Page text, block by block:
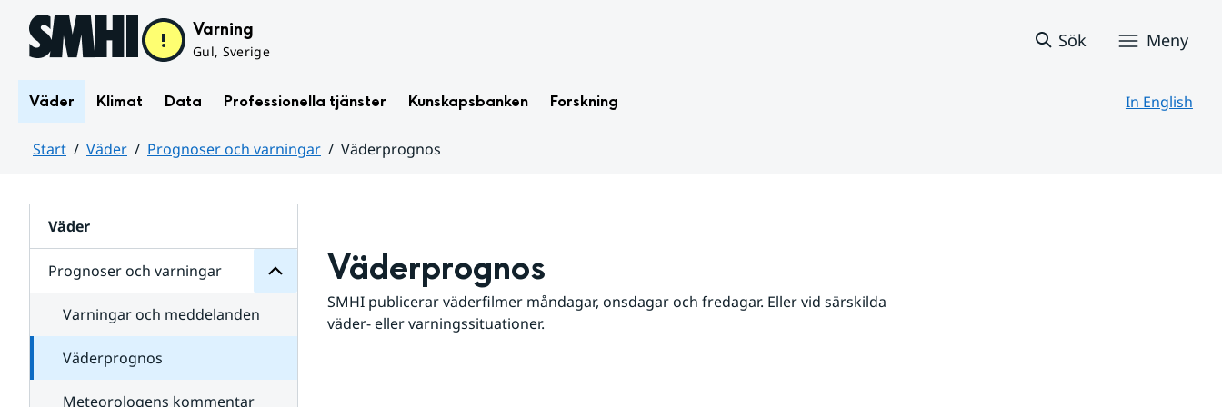
Hoppa till sidans innehåll Varning
Gul, Sverige
Sök Meny
Väder Klimat Data Professionella tjänster Kunskapsbanken Forskning In English
Start Väder Prognoser och varningar
Väderprognos
Väder
Prognoser och varningar
för
varningar
Varningar och meddelanden
Väderprognos
Meteorologens kommentar
Väderprognos
SMHI publicerar väderfilmer måndagar, onsdagar och fredagar. Eller vid särskilda
väder- eller varningssituationer.